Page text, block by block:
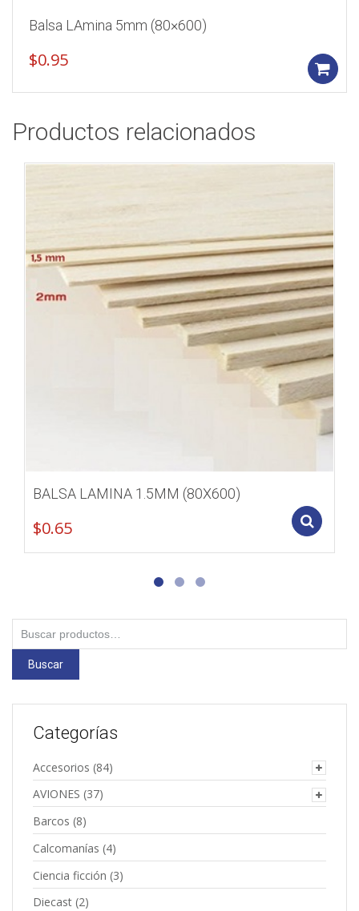
Balsa LAmina 5mm (80×600)
$0.95
Productos relacionados
BALSA LAMINA 1.5MM (80X600)
$0.65
Buscar
por:
Buscar
Categorías
Accesorios (84)
AVIONES (37)
Barcos (8)
Calcomanías (4)
Ciencia ficción (3)
Diecast (2)